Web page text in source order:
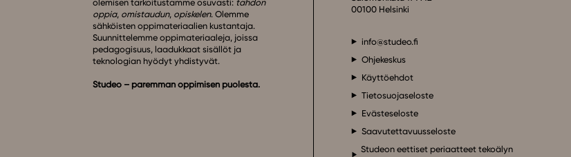
olemisen tarkoitustamme osuvasti: tahdon
oppia, omistaudun, opiskelen. Olemme
sähköisten oppimateriaalien kustantaja.
Suunnittelemme oppimateriaaleja, joissa
pedagogisuus, laadukkaat sisällöt ja
teknologian hyödyt yhdistyvät.
Studeo – paremman oppimisen puolesta.
00100 Helsinki
info@studeo.fi
Ohjekeskus
Käyttöehdot
Tietosuojaseloste
Evästeseloste
Saavutettavuusseloste
Studeon eettiset periaatteet tekoälyn